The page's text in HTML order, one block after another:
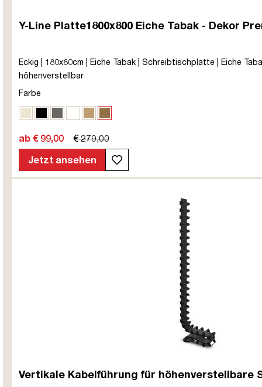
Y-Line Platte1800x800 Eiche Tabak - Dekor
Eckig | 180x80cm | Eiche Tabak | Schreibtischplatte | Eiche
höhenverstellbar
Farbe
ab € 99,00
€ 279,00
Jetzt ansehen
Vertikale Kabelführung für höhenverstellbare